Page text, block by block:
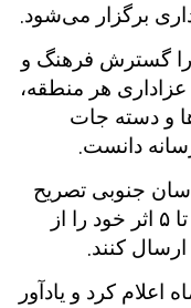
برگزار می‌شود.
را گسترش فرهنگ و
هر منطقه،
و دسته جات
دانست.
جنوبی تصریح
کرد: داشجویان علاقمند می‌توانند ۳ تا ۵ اثر خود را از
ارسال کنند.
اعلام کرد و یادآور